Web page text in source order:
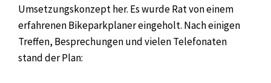
Umsetzungskonzept her. Es wurde Rat von einem
erfahrenen Bikeparkplaner eingeholt. Nach einigen
Treffen, Besprechungen und vielen Telefonaten
stand der Plan: